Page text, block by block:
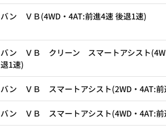
バン ＶＢ(4WD・4AT:前進4速 後退1速)
バン ＶＢ クリーン スマートアシスト
退1速)
バン ＶＢ スマートアシスト(2WD・4AT:前
バン ＶＢ スマートアシスト(4WD・4AT:前